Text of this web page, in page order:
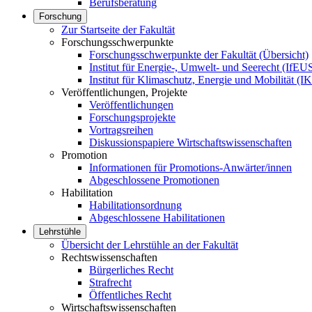
Berufsberatung
Forschung
Zur Startseite der Fakultät
Forschungsschwerpunkte
Forschungsschwerpunkte der Fakultät (Übersicht)
Institut für Energie-, Umwelt- und Seerecht
Institut für Klimaschutz, Energie und Mobilität
Veröffentlichungen, Projekte
Veröffentlichungen
Forschungsprojekte
Vortragsreihen
Diskussionspapiere Wirtschaftswissenschaften
Promotion
Informationen für Promotions-Anwärter/innen
Abgeschlossene Promotionen
Habilitation
Habilitationsordnung
Abgeschlossene Habilitationen
Lehrstühle
Übersicht der Lehrstühle an der Fakultät
Rechtswissenschaften
Bürgerliches Recht
Strafrecht
Öffentliches Recht
Wirtschaftswissenschaften